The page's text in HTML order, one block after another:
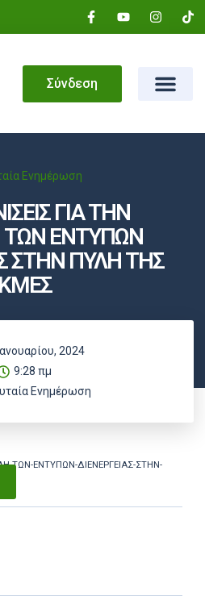
Σύνδεση
Ενημέρωση
ΓΙΑ ΤΗΝ
ΕΝΤΥΠΩΝ
ΣΤΗΝ ΠΥΛΗ ΤΗΣ
ΚΜΕΣ
2024
9:28 πμ
Ενημέρωση
ΤΩΝ-ΕΝΤΥΠΩΝ-ΔΙΕΝΕΡΓΕΙΑΣ-ΣΤΗΝ-